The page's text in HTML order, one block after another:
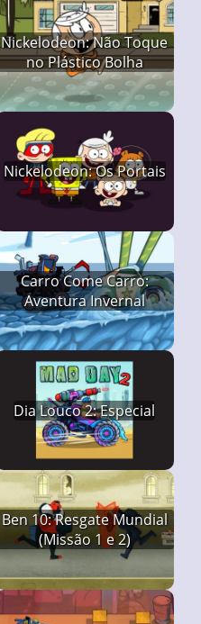
Nickelodeon: Não Toque
no Plástico Bolha
Nickelodeon: Os Portais
Carro Come Carro:
Aventura Invernal
Dia Louco 2: Especial
Ben 10: Resgate Mundial
(Missão 1 e 2)